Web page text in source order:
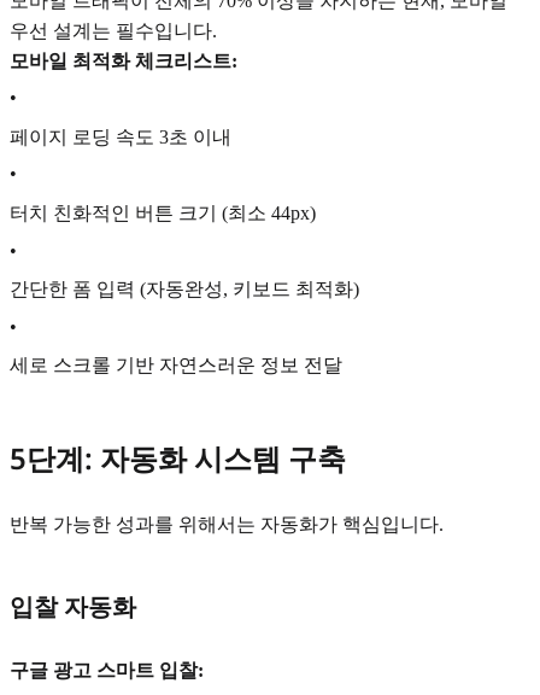
우선 설계는 필수입니다.
모바일 최적화 체크리스트:
•
페이지 로딩 속도 3초 이내
•
터치 친화적인 버튼 크기 (최소 44px)
•
간단한 폼 입력 (자동완성, 키보드 최적화)
•
세로 스크롤 기반 자연스러운 정보 전달
5단계: 자동화 시스템 구축
반복 가능한 성과를 위해서는 자동화가 핵심입니다.
입찰 자동화
구글 광고 스마트 입찰: